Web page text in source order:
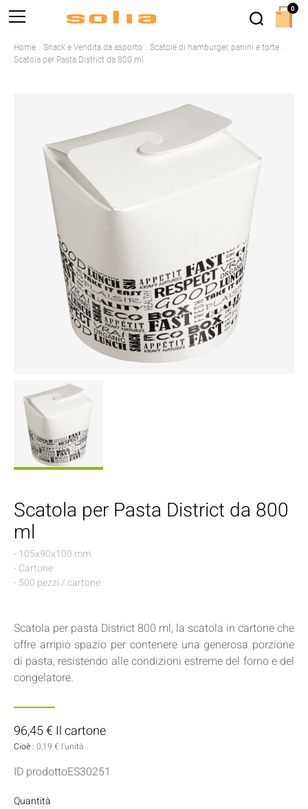
Home Snack e Vendita da asporto
Scatole di hamburger, panini e torte
Scatola per Pasta District da 800 ml
Scatola per Pasta District da 800
ml
- 105x90x100 mm
- Cartone
- 500 pezzi / cartone
Scatola per pasta District 800 ml, la scatola in cartone che
offre ampio spazio per contenere una generosa porzione
di pasta, resistendo alle condizioni estreme del forno e del
congelatore.
96,45 € Il cartone
Cioè : 0,19 € l'unità
ID prodottoES30251
Quantità
0